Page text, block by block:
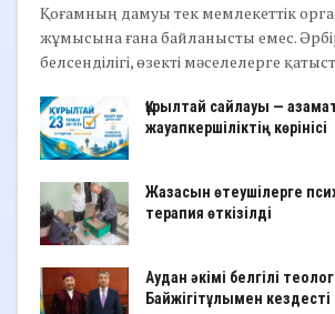
Қоғамның дамуы тек мемлекеттік
жұмысына ғана байланысты емес.
белсенділігі, өзекті мәселелерге
Құрылтай сайлауы —
жауапкершіліктің көрінісі
Жазасын өтеушілерге
терапия өткізілді
Аудан әкімі белгілі
Байжігітұлымен кездесті